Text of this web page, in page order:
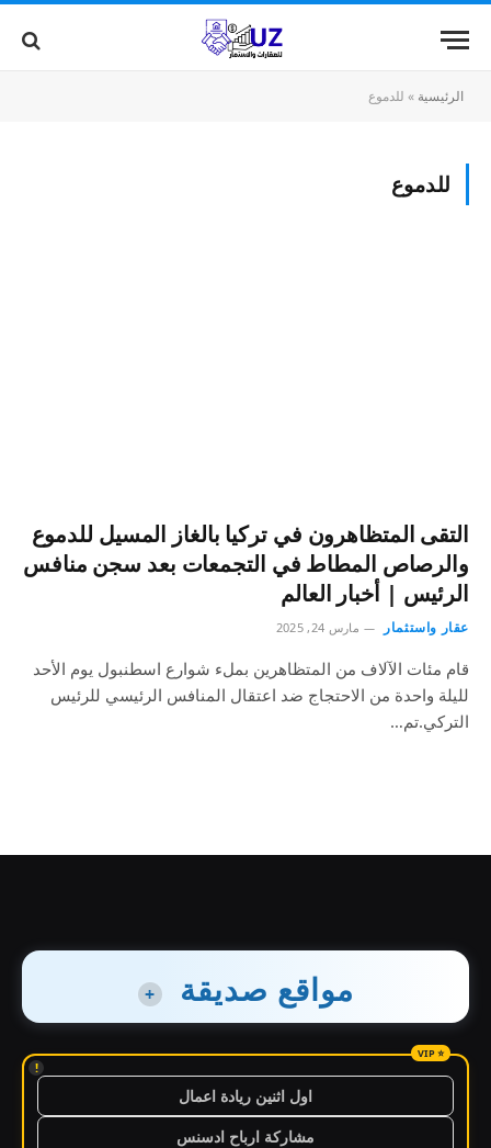
الرئيسية » للدموع
للدموع
التقى المتظاهرون في تركيا بالغاز المسيل للدموع
والرصاص المطاط في التجمعات بعد سجن منافس
الرئيس | أخبار العالم
عقار واستثمار مارس 24, 2025
قام مئات الآلاف من المتظاهرين بملء شوارع اسطنبول يوم الأحد
لليلة واحدة من الاحتجاج ضد اعتقال المنافس الرئيسي للرئيس
التركي.تم…
مواقع صديقة +
!
اول اثنين ريادة اعمال
مشاركة ارباح ادسنس